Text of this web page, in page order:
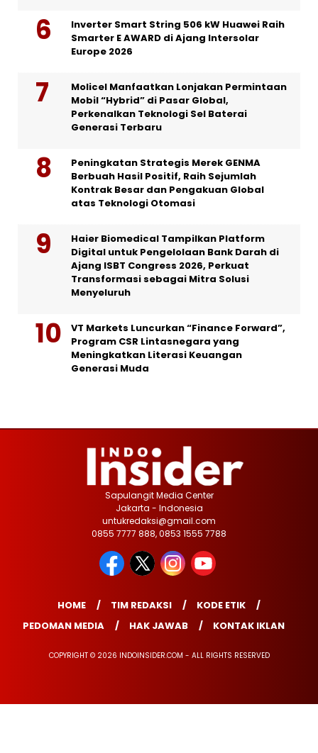
Inverter Smart String 506 kW Huawei Raih
Smarter E AWARD di Ajang Intersolar
Europe 2026
Molicel Manfaatkan Lonjakan Permintaan
Mobil “Hybrid” di Pasar Global,
Perkenalkan Teknologi Sel Baterai
Generasi Terbaru
Peningkatan Strategis Merek GENMA
Berbuah Hasil Positif, Raih Sejumlah
Kontrak Besar dan Pengakuan Global
atas Teknologi Otomasi
Haier Biomedical Tampilkan Platform
Digital untuk Pengelolaan Bank Darah di
Ajang ISBT Congress 2026, Perkuat
Transformasi sebagai Mitra Solusi
Menyeluruh
VT Markets Luncurkan “Finance Forward”,
Program CSR Lintasnegara yang
Meningkatkan Literasi Keuangan
Generasi Muda
Sapulangit Media Center
Jakarta - Indonesia
untukredaksi@gmail.com
0855 7777 888, 0853 1555 7788
HOME TIM REDAKSI
KODE ETIK
PEDOMAN MEDIA
HAK JAWAB KONTAK IKLAN
COPYRIGHT © 2026 INDOINSIDER.COM - ALL RIGHTS RESERVED